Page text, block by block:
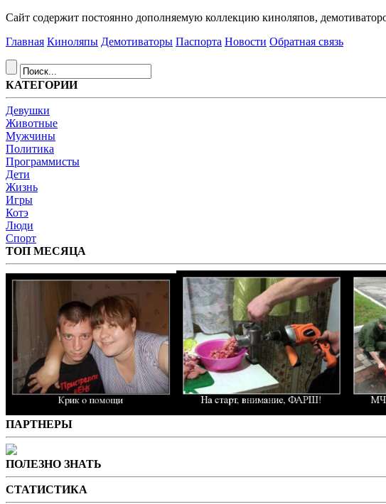
Сайт содержит постоянно дополняемую коллекцию киноляпов,
Главная Киноляпы Демотиваторы Паспорта Новости Обратная связь
КАТЕГОРИИ
Девушки
Животные
Мужчины
Политика
Программисты
Дети
Жизнь
Игры
Котэ
Люди
Спорт
ТОП МЕСЯЦА
ПАРТНЕРЫ
ПОЛЕЗНО ЗНАТЬ
СТАТИСТИКА